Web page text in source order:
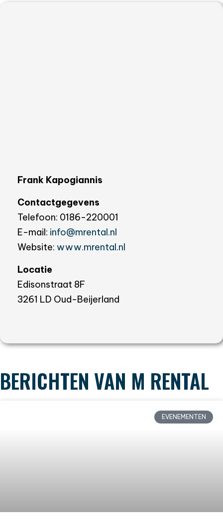
Frank Kapogiannis
Contactgegevens
Telefoon: 0186-220001
E-mail: info@mrental.nl
Website: www.mrental.nl
Locatie
Edisonstraat 8F
3261 LD Oud-Beijerland
BERICHTEN VAN M RENTAL
EVENEMENTEN